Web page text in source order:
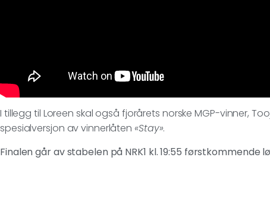
I tillegg til Loreen skal også fjorårets norske MGP-vinner,
spesialversjon av vinnerlåten «Stay».
Finalen går av stabelen på NRK1 kl. 19:55 førstkommende
Kilde: